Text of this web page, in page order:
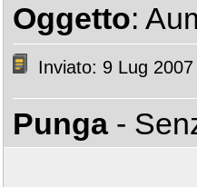
Oggetto:
Inviato: 9 Lug
Punga -